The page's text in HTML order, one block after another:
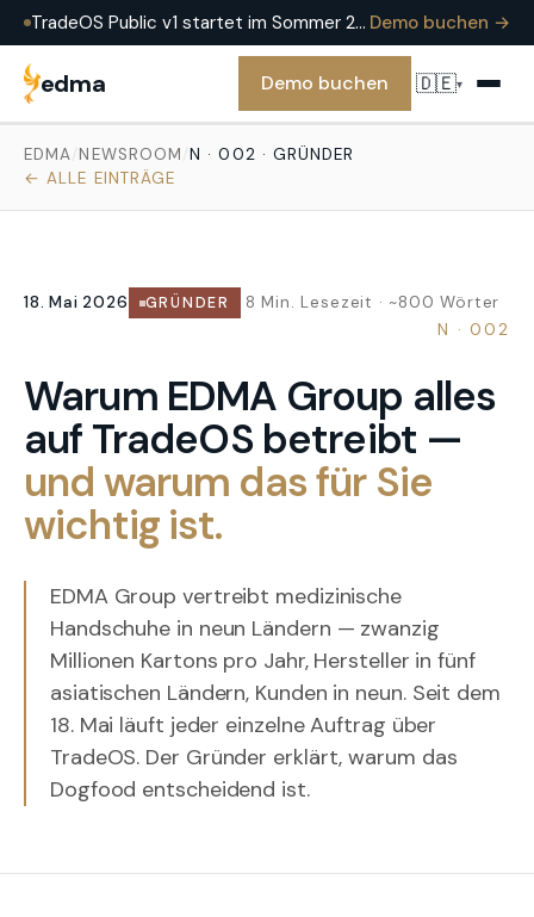
TradeOS Public v1 startet im Sommer 2026 — heute bereits produktiv im Einsatz bei EDMA Group. Demo buchen, um es an einem echten Trade zu sehen. Demo buchen →
edma Demo buchen 🇩🇪▾
EDMA NEWSROOM /N · 002 · GRÜNDER
← ALLE EINTRÄGE
18. Mai 2026 GRÜNDER
8 Min. Lesezeit · ~800 Wörter
N · 002
Warum EDMA Group alles
auf TradeOS betreibt —
und warum das für Sie
wichtig ist.
EDMA Group vertreibt medizinische
Handschuhe in neun Ländern — zwanzig
Millionen Kartons pro Jahr, Hersteller in fünf
asiatischen Ländern, Kunden in neun. Seit dem
18. Mai läuft jeder einzelne Auftrag über
TradeOS. Der Gründer erklärt, warum das
Dogfood entscheidend ist.